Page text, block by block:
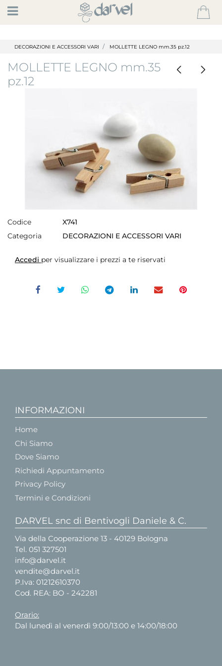
Open
DECORAZIONI E ACCESSORI VARI MOLLETTE LEGNO mm.35 pz.12
MOLLETTE LEGNO mm.35
pz.12
Codice
X741
Categoria
DECORAZIONI E ACCESSORI VARI
Accedi per visualizzare i prezzi a te riservati
INFORMAZIONI
Home
Chi Siamo
Dove Siamo
Richiedi Appuntamento
Privacy Policy
Termini e Condizioni
DARVEL snc di Bentivogli Daniele & C.
Via della Cooperazione 13 - 40129 Bologna
Tel. 051 327501
info@darvel.it
vendite@darvel.it
P.Iva: 01212610370
Cod. REA: BO - 242281
Orario:
Dal lunedì al venerdì 9:00/13:00 e 14:00/18:00